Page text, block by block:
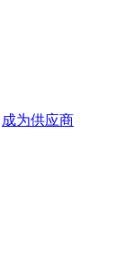
成为供应商